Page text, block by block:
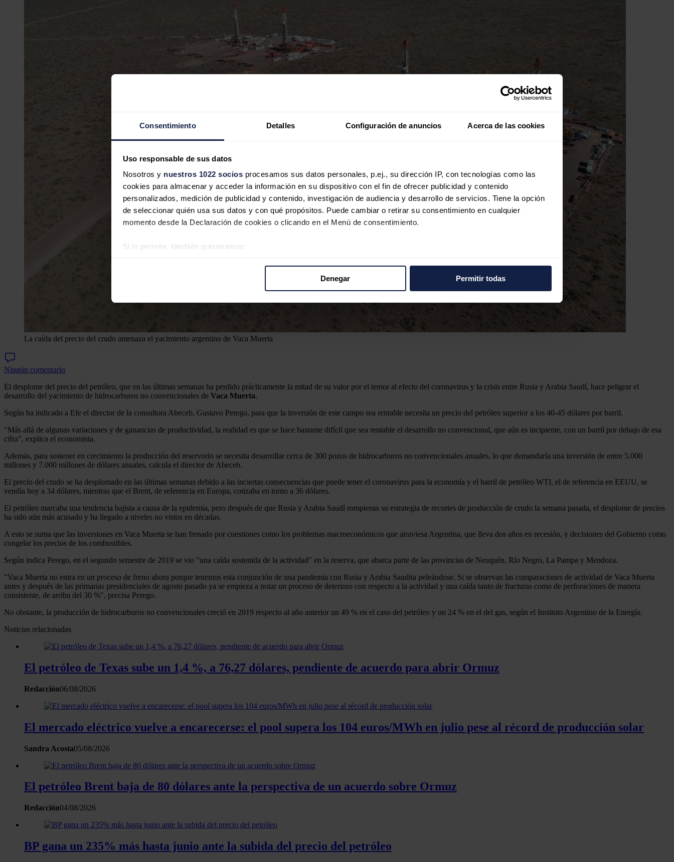
Consentimiento Detalles Configuración de anuncios Acerca de las cookies
Uso responsable de sus datos
Nosotros y nuestros 1022 socios procesamos sus datos personales, p.ej., su dirección IP, con tecnologías como las
cookies para almacenar y acceder la información en su dispositivo con el fin de ofrecer publicidad y contenido
personalizados, medición de publicidad y contenido, investigación de audiencia y desarrollo de servicios. Tiene la opción
de seleccionar quién usa sus datos y con qué propósitos. Puede cambiar o retirar su consentimiento en cualquier
momento desde la Declaración de cookies o clicando en el Menú de consentimiento.
Si lo permite, también quisiéramos:
Las cookies de este sitio web se usan para personalizar el contenido y los anuncios, ofrecer funciones de redes sociales
y analizar el tráfico. Además, compartimos información sobre el uso que haga del sitio web con nuestros partners de
Denegar Permitir todas
La caída del precio del crudo amenaza el yacimiento argentino de Vaca Muerta
Ningún comentario
El desplome del precio del petróleo, que en las últimas semanas ha perdido prácticamente la mitad de su valor por el temor al efecto del coronavirus y la crisis entre Rusia y Arabia Saudí, hace peligrar el
desarrollo del yacimiento de hidrocarburos no convencionales de Vaca Muerta.
Según ha indicado a Efe el director de la consultora Abeceb, Gustavo Perego, para que la inversión de este campo sea rentable necesita un precio del petróleo superior a los 40-45 dólares por barril.
"Más allá de algunas variaciones y de ganancias de productividad, la realidad es que se hace bastante difícil que sea rentable el desarrollo no convencional, que aún es incipiente, con un barril por debajo de esa
cifra", explica el economista.
Además, para sostener en crecimiento la producción del reservorio se necesita desarrollar cerca de 300 pozos de hidrocarburos no convencionales anuales, lo que demandaría una inversión de entre 5.000
millones y 7.000 millones de dólares anuales, calcula el director de Abeceb.
El precio del crudo se ha desplomado en las últimas semanas debido a las inciertas consecuencias que puede tener el coronavirus para la economía y el barril de petróleo WTI, el de referencia en EEUU, se
vendía hoy a 34 dólares, mientras que el Brent, de referencia en Europa, cotizaba en torno a 36 dólares.
El petróleo marcaba una tendencia bajista a causa de la epidemia, pero después de que Rusia y Arabia Saudí rompieran su estrategia de recortes de producción de crudo la semana pasada, el desplome de precios
ha sido aún más acusado y ha llegado a niveles no vistos en décadas.
A esto se suma que las inversiones en Vaca Muerta se han frenado por cuestiones como los problemas macroeconómicos que atraviesa Argentina, que lleva dos años en recesión, y decisiones del Gobierno como
congelar los precios de los combustibles.
Según indica Perego, en el segundo semestre de 2019 se vio "una caída sostenida de la actividad" en la reserva, que abarca parte de las provincias de Neuquén, Río Negro, La Pampa y Mendoza.
"Vaca Muerta no entra en un proceso de freno ahora porque tenemos esta conjunción de una pandemia con Rusia y Arabia Saudita peleándose. Si se observan las comparaciones de actividad de Vaca Muerta
antes y después de las primarias presidenciales de agosto pasado ya se empieza a notar un proceso de deterioro con respecto a la actividad y una caída tanto de fracturas como de perforaciones de manera
consistente, de arriba del 30 %", precisa Perego.
No obstante, la producción de hidrocarburos no convencionales creció en 2019 respecto al año anterior un 49 % en el caso del petróleo y un 24 % en el del gas, según el Instituto Argentino de la Energía.
Noticias relacionadas
El petróleo de Texas sube un 1,4 %, a 76,27 dólares, pendiente de acuerdo para abrir Ormuz
Redacción06/08/2026
El mercado eléctrico vuelve a encarecerse: el pool supera los 104 euros/MWh en julio pese al récord de producción solar
Sandra Acosta05/08/2026
El petróleo Brent baja de 80 dólares ante la perspectiva de un acuerdo sobre Ormuz
Redacción04/08/2026
BP gana un 235% más hasta junio ante la subida del precio del petróleo